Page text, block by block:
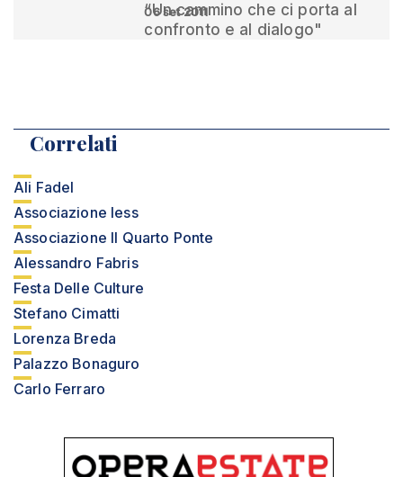
“Un cammino che ci porta al
confronto e al dialogo"
06 set 2011
Correlati
Ali Fadel
Associazione Iess
Associazione Il Quarto Ponte
Alessandro Fabris
Festa Delle Culture
Stefano Cimatti
Lorenza Breda
Palazzo Bonaguro
Carlo Ferraro